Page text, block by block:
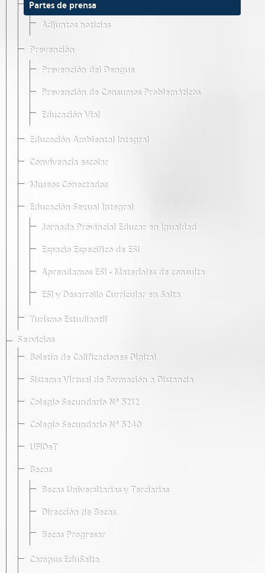
Partes de prensa
Adjuntos noticias
Prevención
Prevención del Dengue
Prevención de Consumos Problemáticos
Educación Vial
Educación Ambiental Integral
Convivencia escolar
Museos Conectados
Educación Sexual Integral
Jornada Provincial Educar en Igualdad
Espacio Específico de ESI
Aprendamos ESI - Materiales de consulta
ESI y Desarrollo Curricular en Salta
Turismo Estudiantil
Servicios
Boletín de Calificaciones Digital
Sistema Virtual de Formación a Distancia
Colegio Secundario Nº 5212
Colegio Secundario Nº 5240
UFIDeT
Becas
Becas Universitarias y Terciarias
Dirección de Becas
Becas Progresar
Campus EduSalta